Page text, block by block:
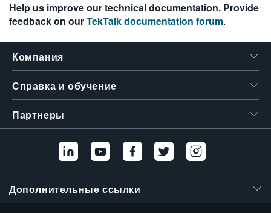
Help us improve our technical documentation. Provide
feedback on ourTekTalk documentation forum.
Компания
Справка и обучение
Партнеры
Дополнительные ссылки